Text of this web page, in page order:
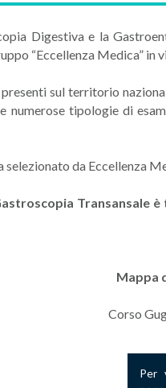
Digestiva e la
“Eccellenza Medica”
sul territorio
numerose tipologie di
da Eccellenza
Transansale
Mappa
Corso
Per